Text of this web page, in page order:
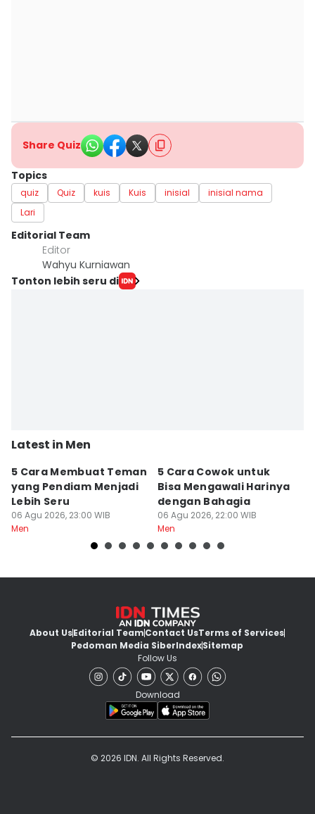
Share Quiz
Topics
quiz Quiz kuis Kuis inisial
inisial nama
Lari
Editorial Team
Editor
Wahyu Kurniawan
Tonton lebih seru di
Latest in Men
5 Cara Membuat Teman
yang Pendiam Menjadi
Lebih Seru
06 Agu 2026, 23:00 WIB
Men
5 Cara Cowok untuk
Bisa Mengawali Harinya
dengan Bahagia
06 Agu 2026, 22:00 WIB
Men
About UsEditorial TeamContact UsTerms of Services
Pedoman Media SiberIndexSitemap
Follow Us
Download
© 2026 IDN. All Rights Reserved.